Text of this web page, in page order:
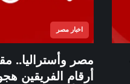
اخبار مصر
مصر وأستراليا..
أرقام الفريقين